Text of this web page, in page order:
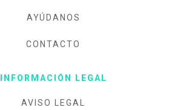
AYÚDANOS
CONTACTO
INFORMACIÓN LEGAL
AVISO LEGAL